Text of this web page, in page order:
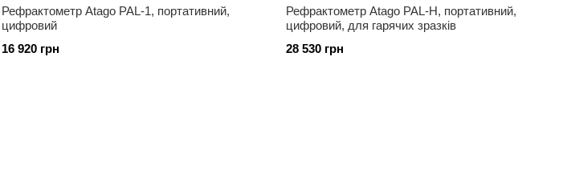
Рефрактометр Atago PAL-1, портативний,
цифровий
16 920 грн
Рефрактометр Atago PAL-H, портативний,
цифровий, для гарячих зразків
28 530 грн